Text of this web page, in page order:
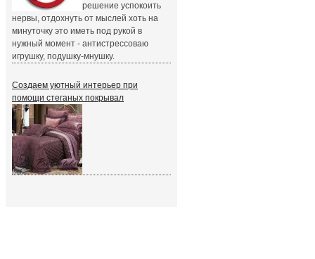
решение успокоить
нервы, отдохнуть от мыслей хоть на
минуточку это иметь под рукой в
нужный момент - антистрессоваю
игрушку, подушку-мнушку.
Создаем уютный интерьер при
помощи стеганых покрывал